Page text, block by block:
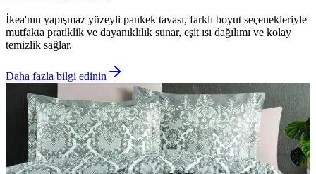
İkea'nın yapışmaz yüzeyli pankek tavası, farklı boyut seçenekleriyle
mutfakta pratiklik ve dayanıklılık sunar, eşit ısı dağılımı ve kolay
temizlik sağlar.
Daha fazla bilgi edinin